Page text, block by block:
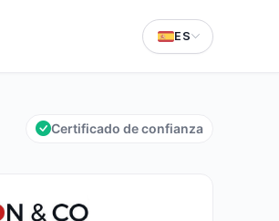
ES
Certificado de confianza